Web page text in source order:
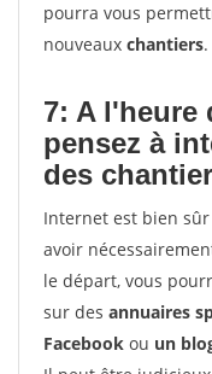
pourra vous
nouveaux chantiers.
7: A l'heure
pensez à
des
Internet est bien
avoir
le départ, vous
sur des annuaires
Facebook ou un